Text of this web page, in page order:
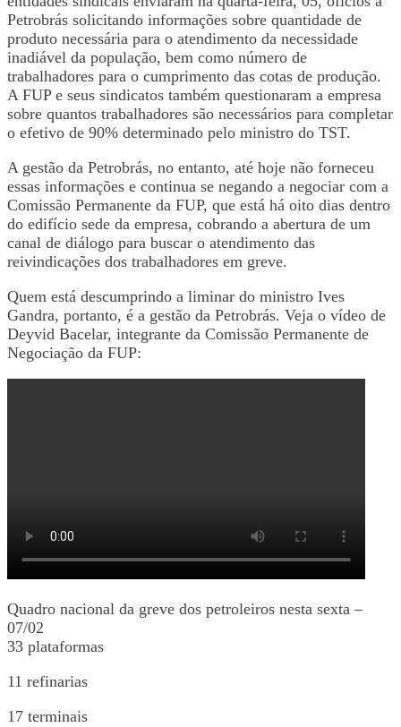
Petrobrás solicitando informações sobre quantidade de
produto necessária para o atendimento da necessidade
inadiável da população, bem como número de
trabalhadores para o cumprimento das cotas de produção.
A FUP e seus sindicatos também questionaram a empresa
sobre quantos trabalhadores são necessários para completar
o efetivo de 90% determinado pelo ministro do TST.
A gestão da Petrobrás, no entanto, até hoje não forneceu
essas informações e continua se negando a negociar com a
Comissão Permanente da FUP, que está há oito dias dentro
do edifício sede da empresa, cobrando a abertura de um
canal de diálogo para buscar o atendimento das
reivindicações dos trabalhadores em greve.
Quem está descumprindo a liminar do ministro Ives
Gandra, portanto, é a gestão da Petrobrás. Veja o vídeo de
Deyvid Bacelar, integrante da Comissão Permanente de
Negociação da FUP:
Quadro nacional da greve dos petroleiros nesta sexta –
07/02
33 plataformas
11 refinarias
17 terminais